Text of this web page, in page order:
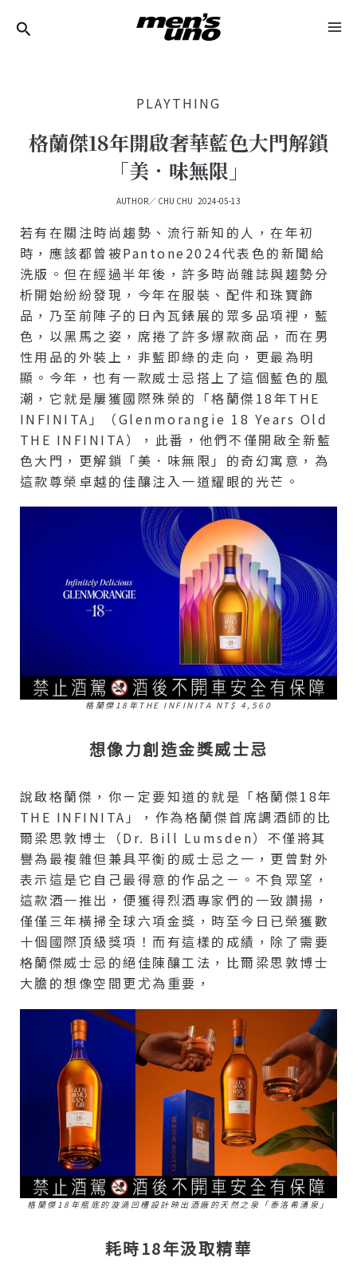
PLAYTHING
格蘭傑18年開啟奢華藍色大門解鎖
「美．味無限」
AUTHOR／ CHU CHU 2024-05-13
若有在關注時尚趨勢、流行新知的人，在年初
時，應該都曾被Pantone2024代表色的新聞給
洗版。但在經過半年後，許多時尚雜誌與趨勢分
析開始紛紛發現，今年在服裝、配件和珠寶飾
品，乃至前陣子的日內瓦錶展的眾多品項裡，藍
色，以黑馬之姿，席捲了許多爆款商品，而在男
性用品的外裝上，非藍即綠的走向，更最為明
顯。今年，也有一款威士忌搭上了這個藍色的風
潮，它就是屢獲國際殊榮的「格蘭傑18年THE
INFINITA」（Glenmorangie 18 Years Old
THE INFINITA），此番，他們不僅開啟全新藍
色大門，更解鎖「美．味無限」的奇幻寓意，為
這款尊榮卓越的佳釀注入一道耀眼的光芒。
格蘭傑18年THE INFINITA NT$ 4,560
想像力創造金獎威士忌
說啟格蘭傑，你ㄧ定要知道的就是「格蘭傑18年
THE INFINITA」，作為格蘭傑首席調酒師的比
爾梁思敦博士（Dr. Bill Lumsden）不僅將其
譽為最複雜但兼具平衡的威士忌之一，更曾對外
表示這是它自己最得意的作品之ㄧ。不負眾望，
這款酒一推出，便獲得烈酒專家們的一致讚揚，
僅僅三年橫掃全球六項金獎，時至今日已榮獲數
十個國際頂級獎項！而有這樣的成績，除了需要
格蘭傑威士忌的絕佳陳釀工法，比爾梁思敦博士
大膽的想像空間更尤為重要，
格蘭傑18年瓶底的漩渦凹槽設計映出酒廠的天然之泉「泰洛希湧泉」
耗時18年汲取精華
Navigation